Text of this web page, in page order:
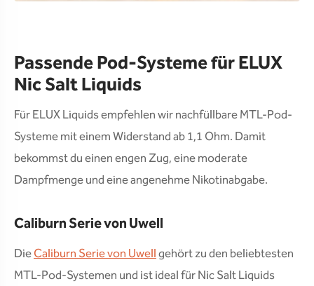
Passende Pod-Systeme für ELUX
Nic Salt Liquids
Für ELUX Liquids empfehlen wir nachfüllbare MTL-Pod-
Systeme mit einem Widerstand ab 1,1 Ohm. Damit
bekommst du einen engen Zug, eine moderate
Dampfmenge und eine angenehme Nikotinabgabe.
Caliburn Serie von Uwell
DieCaliburn Serie von Uwellgehört zu den beliebtesten
MTL-Pod-Systemen und ist ideal für Nic Salt Liquids